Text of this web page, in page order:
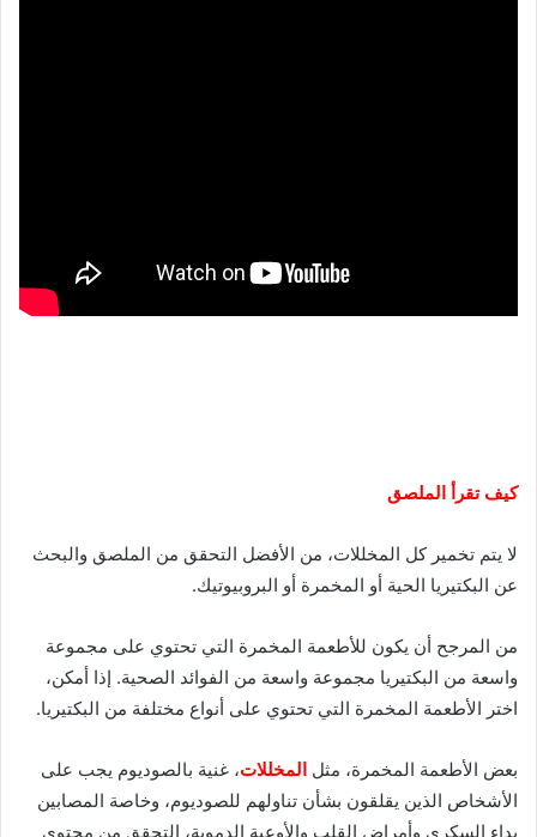
كيف تقرأ الملصق
لا يتم تخمير كل المخللات، من الأفضل التحقق من الملصق والبحث
عن البكتيريا الحية أو المخمرة أو البروبيوتيك.
من المرجح أن يكون للأطعمة المخمرة التي تحتوي على مجموعة
واسعة من البكتيريا مجموعة واسعة من الفوائد الصحية. إذا أمكن،
اختر الأطعمة المخمرة التي تحتوي على أنواع مختلفة من البكتيريا.
بعض الأطعمة المخمرة، مثل المخللات، غنية بالصوديوم يجب على
الأشخاص الذين يقلقون بشأن تناولهم للصوديوم، وخاصة المصابين
بداء السكري وأمراض القلب والأوعية الدموية، التحقق من محتوى